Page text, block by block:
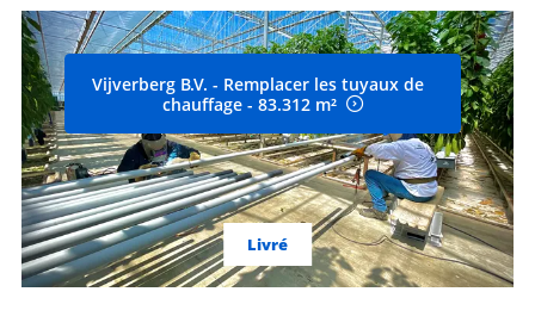
Vijverberg B.V. - Remplacer les tuyaux de
chauffage - 83.312 m²
Livré